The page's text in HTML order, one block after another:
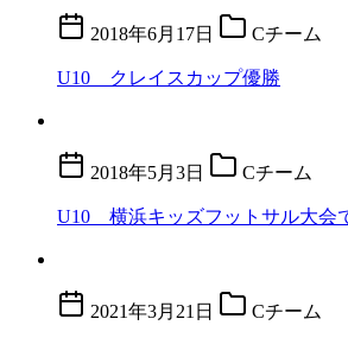
2018年6月17日 Cチーム
U10 クレイスカップ優勝
2018年5月3日 Cチーム
U10 横浜キッズフットサル大会
2021年3月21日 Cチーム